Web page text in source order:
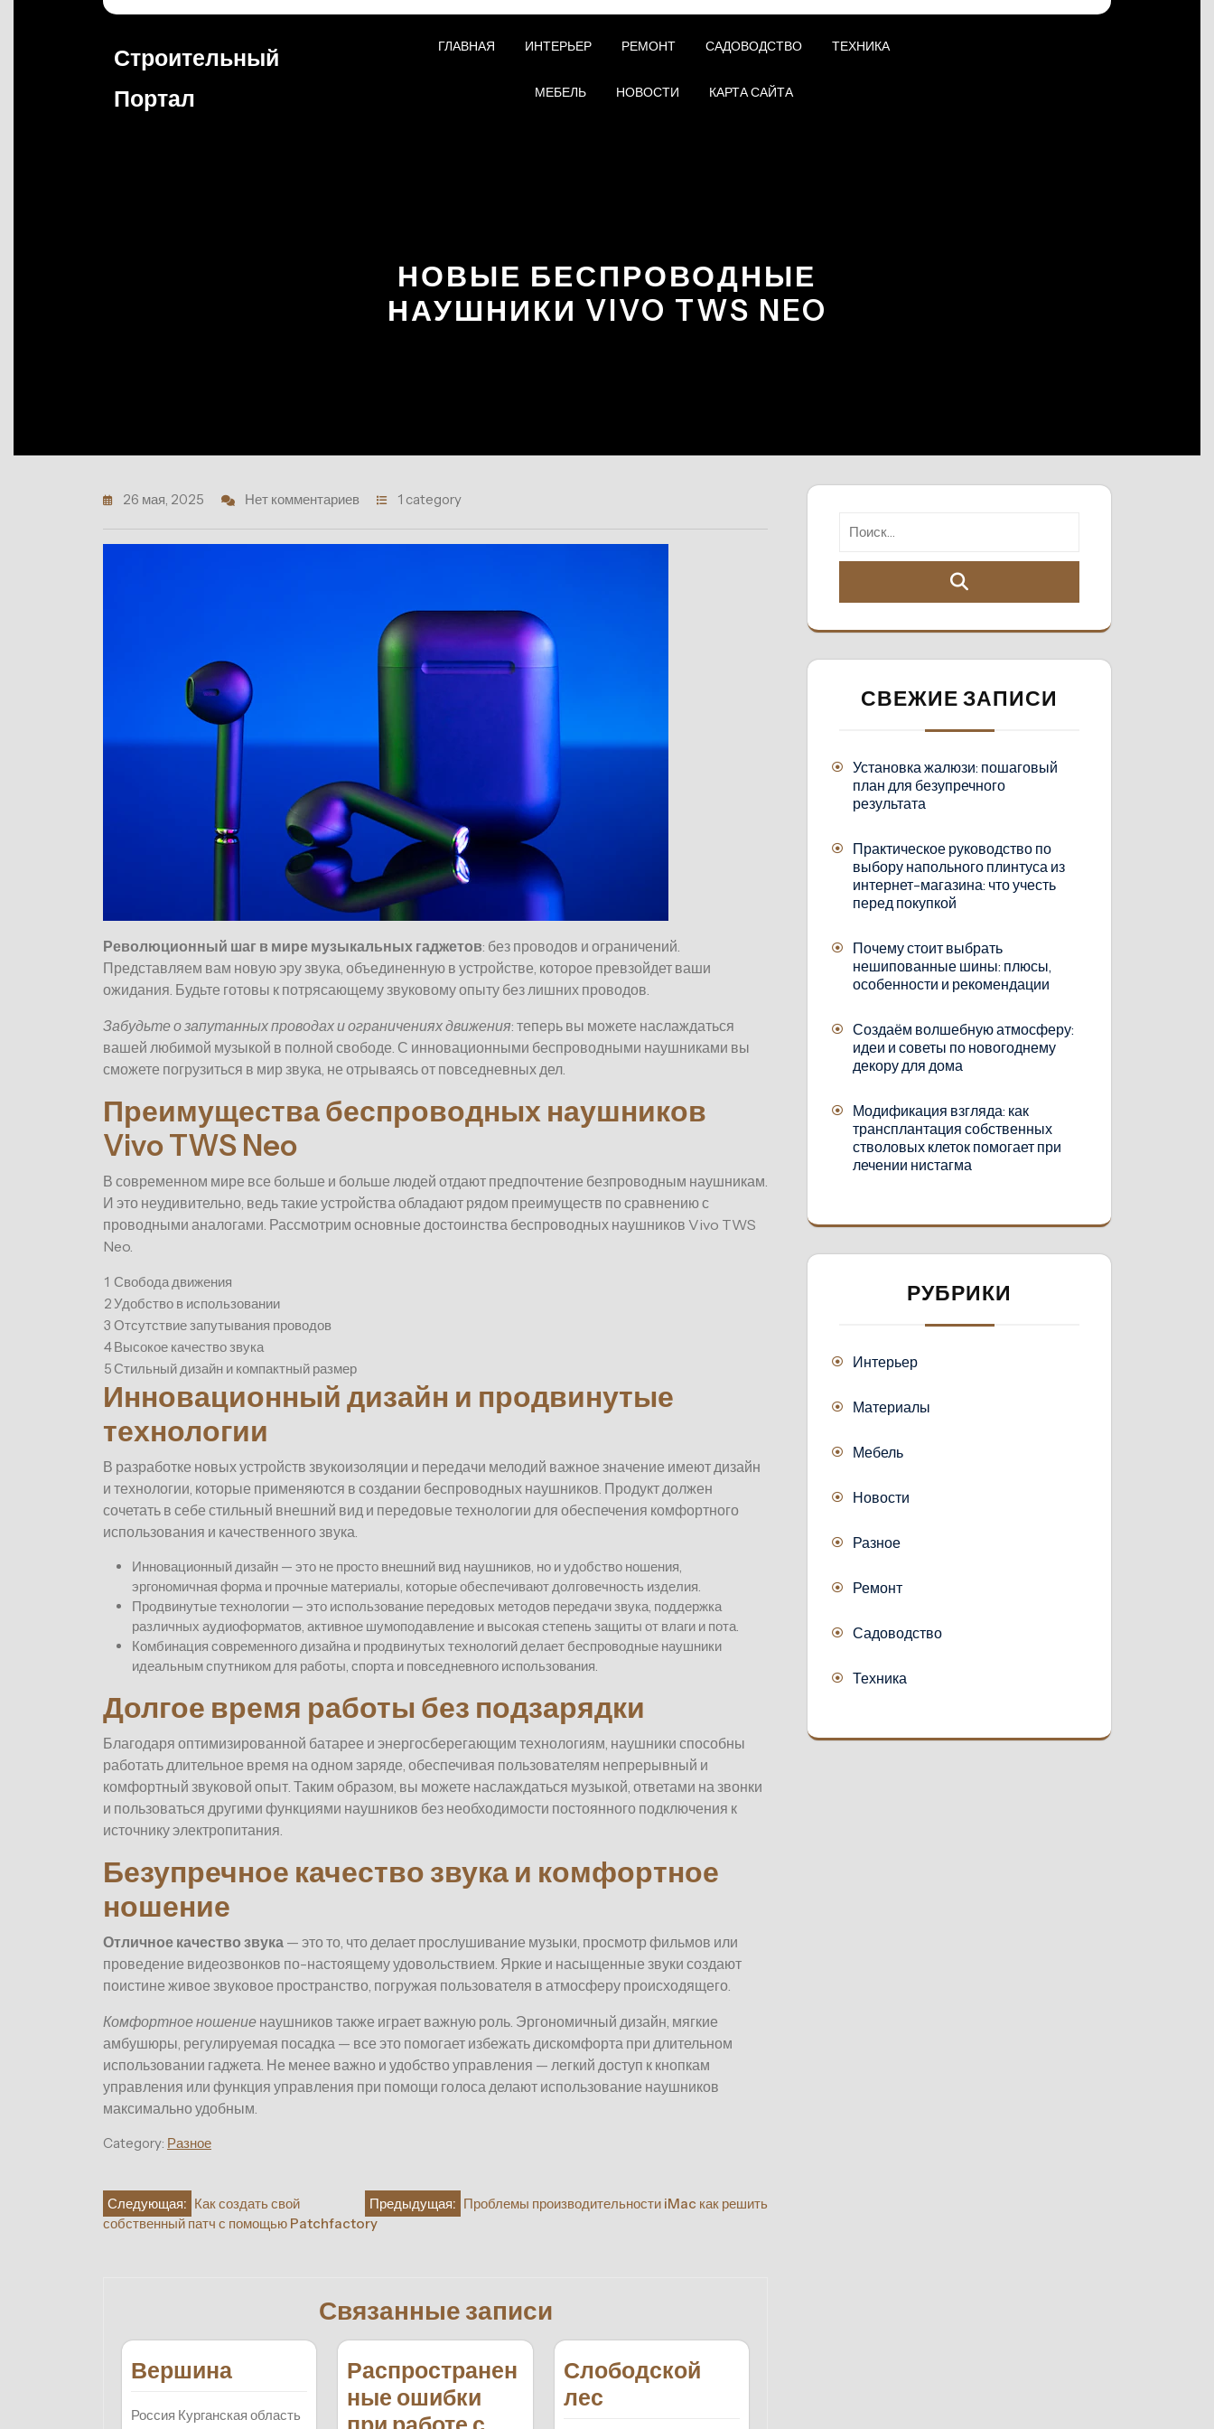
Строительный
Портал
ГЛАВНАЯ ИНТЕРЬЕР РЕМОНТ САДОВОДСТВО ТЕХНИКА
МЕБЕЛЬ НОВОСТИ КАРТА САЙТА
НОВЫЕ БЕСПРОВОДНЫЕ
НАУШНИКИ VIVO TWS NEO
26 мая, 2025 Нет комментариев 1 category
Революционный шаг в мире музыкальных гаджетов: без проводов и ограничений.
Представляем вам новую эру звука, объединенную в устройстве, которое превзойдет ваши
ожидания. Будьте готовы к потрясающему звуковому опыту без лишних проводов.
Забудьте о запутанных проводах и ограничениях движения: теперь вы можете наслаждаться
вашей любимой музыкой в полной свободе. С инновационными беспроводными наушниками вы
сможете погрузиться в мир звука, не отрываясь от повседневных дел.
Преимущества беспроводных наушников
Vivo TWS Neo
В современном мире все больше и больше людей отдают предпочтение безпроводным наушникам.
И это неудивительно, ведь такие устройства обладают рядом преимуществ по сравнению с
проводными аналогами. Рассмотрим основные достоинства беспроводных наушников Vivo TWS
Neo.
1 Свобода движения
2Удобство в использовании
3 Отсутствие запутывания проводов
4Высокое качество звука
5 Стильный дизайн и компактный размер
Инновационный дизайн и продвинутые
технологии
В разработке новых устройств звукоизоляции и передачи мелодий важное значение имеют дизайн
и технологии, которые применяются в создании беспроводных наушников. Продукт должен
сочетать в себе стильный внешний вид и передовые технологии для обеспечения комфортного
использования и качественного звука.
Инновационный дизайн — это не просто внешний вид наушников, но и удобство ношения,
эргономичная форма и прочные материалы, которые обеспечивают долговечность изделия.
Продвинутые технологии — это использование передовых методов передачи звука, поддержка
различных аудиоформатов, активное шумоподавление и высокая степень защиты от влаги и пота.
Комбинация современного дизайна и продвинутых технологий делает беспроводные наушники
идеальным спутником для работы, спорта и повседневного использования.
Долгое время работы без подзарядки
Благодаря оптимизированной батарее и энергосберегающим технологиям, наушники способны
работать длительное время на одном заряде, обеспечивая пользователям непрерывный и
комфортный звуковой опыт. Таким образом, вы можете наслаждаться музыкой, ответами на звонки
и пользоваться другими функциями наушников без необходимости постоянного подключения к
источнику электропитания.
Безупречное качество звука и комфортное
ношение
Отличное качество звука — это то, что делает прослушивание музыки, просмотр фильмов или
проведение видеозвонков по-настоящему удовольствием. Яркие и насыщенные звуки создают
поистине живое звуковое пространство, погружая пользователя в атмосферу происходящего.
Комфортное ношение наушников также играет важную роль. Эргономичный дизайн, мягкие
амбушюры, регулируемая посадка — все это помогает избежать дискомфорта при длительном
использовании гаджета. Не менее важно и удобство управления — легкий доступ к кнопкам
управления или функция управления при помощи голоса делают использование наушников
максимально удобным.
Category: Разное
Навигация
Предыдущая: Проблемы производительности iMac как решить
Следующая: Как создать свой
собственный патч с помощью Patchfactory
Связанные записи
Вершина
Россия Курганская область
Распространен
ные ошибки
Слободской
лес
СВЕЖИЕ ЗАПИСИ
Установка жалюзи: пошаговый
план для безупречного
результата
Практическое руководство по
выбору напольного плинтуса из
интернет-магазина: что учесть
перед покупкой
Почему стоит выбрать
нешипованные шины: плюсы,
особенности и рекомендации
Создаём волшебную атмосферу:
идеи и советы по новогоднему
декору для дома
Модификация взгляда: как
трансплантация собственных
стволовых клеток помогает при
лечении нистагма
РУБРИКИ
Интерьер
Материалы
Мебель
Новости
Разное
Ремонт
Садоводство
Техника